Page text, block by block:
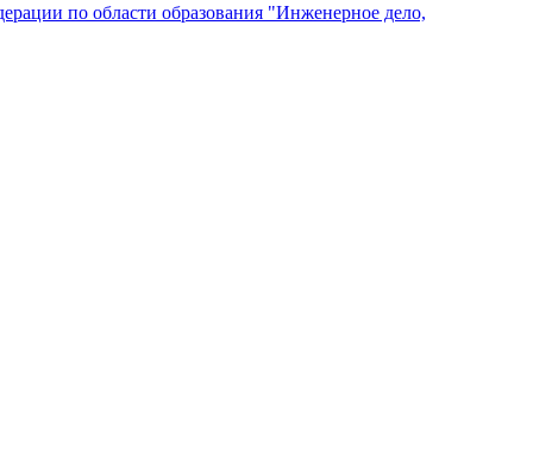
по области образования "Инженерное дело,